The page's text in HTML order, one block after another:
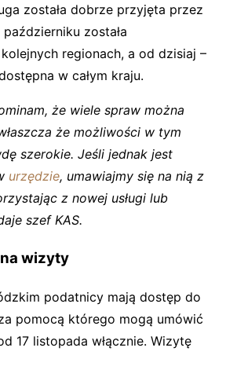
została dobrze przyjęta przez
została
regionach, a od dzisiaj –
w całym kraju.
że wiele spraw można
że możliwości w tym
szerokie. Jeśli jednak jest
urzędzie, umawiajmy się na nią z
z nowej usługi lub
szef KAS.
wizyty
podatnicy mają dostęp do
pomocą którego mogą umówić
17 listopada włącznie. Wizytę